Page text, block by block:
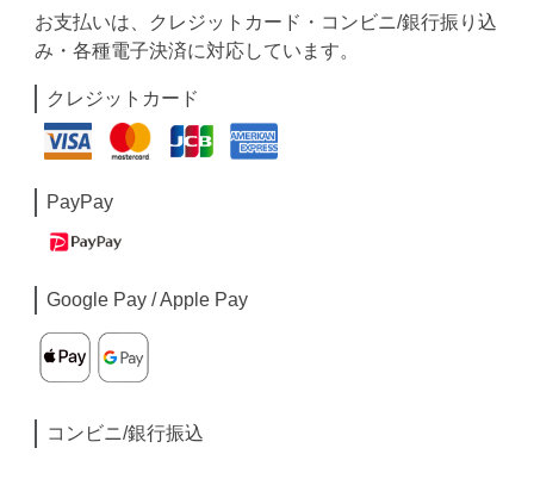
お支払いは、クレジットカード・コンビニ/銀行振り込
み・各種電子決済に対応しています。
クレジットカード
PayPay
Google Pay / Apple Pay
コンビニ/銀行振込